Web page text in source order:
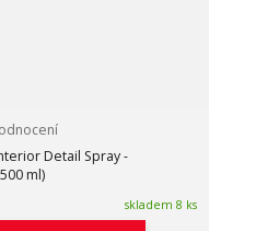
Detail Spray -
ml)
skladem 8 ks